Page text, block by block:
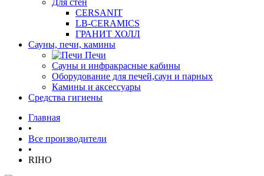
Для стен
CERSANIT
LB-CERAMICS
ГРАНИТ ХОЛЛ
Сауны, печи, камины
Печи
Сауны и инфракрасные кабины
Оборудование для печей,саун и парных
Камины и аксессуары
Средства гигиены
Главная
•
Все производители
•
RIHO